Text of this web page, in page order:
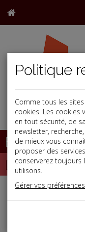
Base documentaire
Dépêches
Liste des
Comme tous les
cookies. Les cookies
en tout sécurité, de
newsletter,
de mieux vous
proposer des
conserverez
utilisons.
Gérer vos préférences